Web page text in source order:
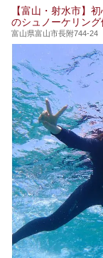
【富山・射水市】
のシュノーケリング
富山県富山市長附744-24